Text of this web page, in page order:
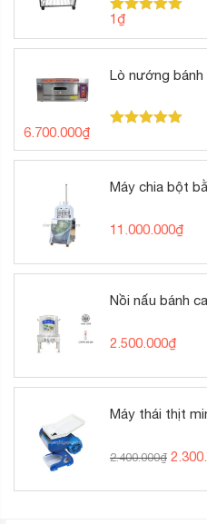
Được xếp
hạng5.00
5 sao
1₫
Lò nướng bánh
hạng5.00
5 sao
6.700.000₫
Máy chia bột
11.000.000₫
Nồi nấu bánh
2.500.000₫
Máy thái thịt
2.400.000₫ Giá
là: